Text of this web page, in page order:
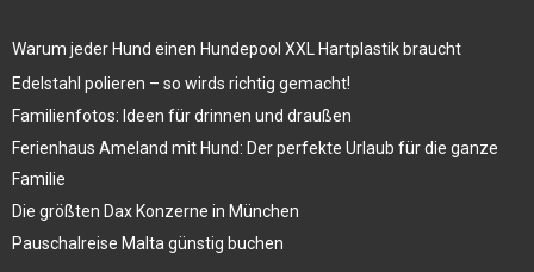
Warum jeder Hund einen Hundepool XXL Hartplastik braucht
Edelstahl polieren – so wirds richtig gemacht!
Familienfotos: Ideen für drinnen und draußen
Ferienhaus Ameland mit Hund: Der perfekte Urlaub für die ganze
Familie
Die größten Dax Konzerne in München
Pauschalreise Malta günstig buchen